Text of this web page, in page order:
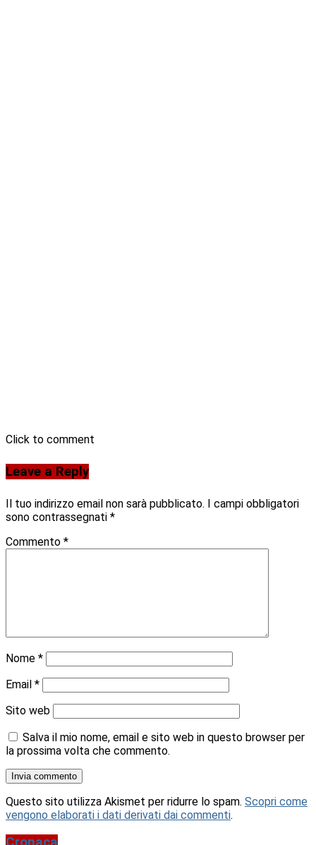
Click to comment
Leave a Reply
Il tuo indirizzo email non sarà pubblicato. I campi obbligatori
sono contrassegnati *
Commento *
Nome *
Email *
Sito web
Salva il mio nome, email e sito web in questo browser per
la prossima volta che commento.
Questo sito utilizza Akismet per ridurre lo spam. Scopri come
vengono elaborati i dati derivati dai commenti.